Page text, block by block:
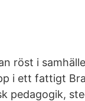
röst i
i ett fattigt
pedagogik,